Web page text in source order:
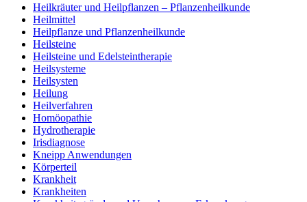
Heilkräuter und Heilpflanzen – Pflanzenheilkunde
Heilmittel
Heilpflanze und Pflanzenheilkunde
Heilsteine
Heilsteine und Edelsteintherapie
Heilsysteme
Heilsysten
Heilung
Heilverfahren
Homöopathie
Hydrotherapie
Irisdiagnose
Kneipp Anwendungen
Körperteil
Krankheit
Krankheiten